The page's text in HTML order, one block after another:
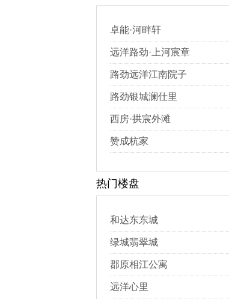
卓能·河畔轩
远洋路劲·上河宸章
路劲远洋江南院子
路劲银城澜仕里
西房·拱宸外滩
赞成杭家
热门楼盘
和达东东城
绿城翡翠城
郡原相江公寓
远洋心里